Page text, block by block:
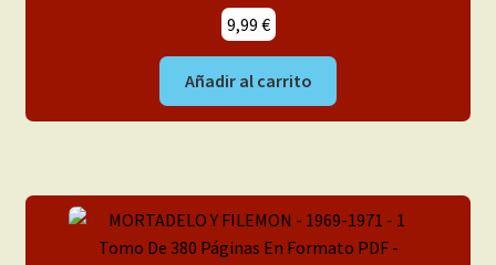
9,99 €
Añadir al carrito